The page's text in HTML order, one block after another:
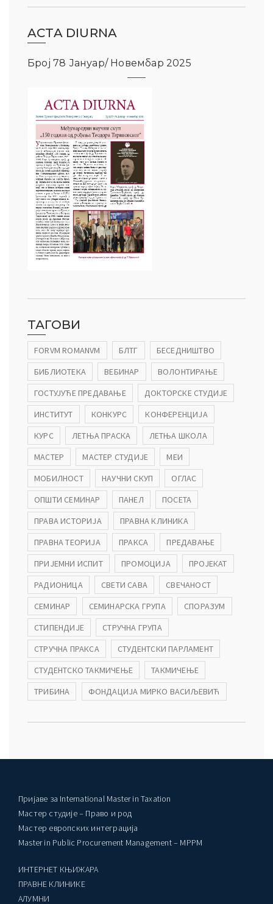
ACTA DIURNA
Број 78 Јануар/ Новембар 2025
ТАГОВИ
FORVM ROMANVM БЛТГ
БЕСЕДНИШТВО
БИБЛИОТЕКА
ВЕБИНАР
ВОЛОНТИРАЊЕ
ГОСТУЈУЋЕ ПРЕДАВАЊЕ
ДОКТОРСКЕ СТУДИЈЕ
ИНСТИТУТ
КОНКУРС
КОНФЕРЕНЦИЈА
КУРС
ЛЕТЊА ПРАСКА
ЛЕТЊА ШКОЛА
МАСТЕР
МАСТЕР СТУДИЈЕ
МЕИ
МОБИЛНОСТ
НАУЧНИ СКУП
ОГЛАС
ОПШТИ СЕМИНАР
ПАНЕЛ
ПОСЕТА
ПРАВА ИСТОРИЈА
ПРАВНА КЛИНИКА
ПРАВНА ТЕОРИЈА
ПРАКСА
ПРЕДАВАЊЕ
ПРИЈЕМНИ ИСПИТ
ПРОМОЦИЈА
ПРОЈЕКАТ
РАДИОНИЦА
СВЕТИ САВА
СВЕЧАНОСТ
СЕМИНАР
СЕМИНАРСКА ГРУПА
СПОРАЗУМ
СТИПЕНДИЈЕ
СТРУЧНА ГРУПА
СТРУЧНА ПРАКСА
СТУДЕНТСКИ ПАРЛАМЕНТ
СТУДЕНТСКО ТАКМИЧЕЊЕ
ТАКМИЧЕЊЕ
ТРИБИНА
ФОНДАЦИЈА МИРКО ВАСИЉЕВИЋ
Пријаве за International Master in Taxation
Мастер студије – Право и род
Мастер европских интеграција
Master in Public Procurement Management – MPPM
ИНТЕРНЕТ КЊИЖАРА
ПРАВНЕ КЛИНИКЕ
AЛУМНИ